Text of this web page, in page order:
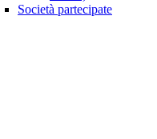
Società partecipate